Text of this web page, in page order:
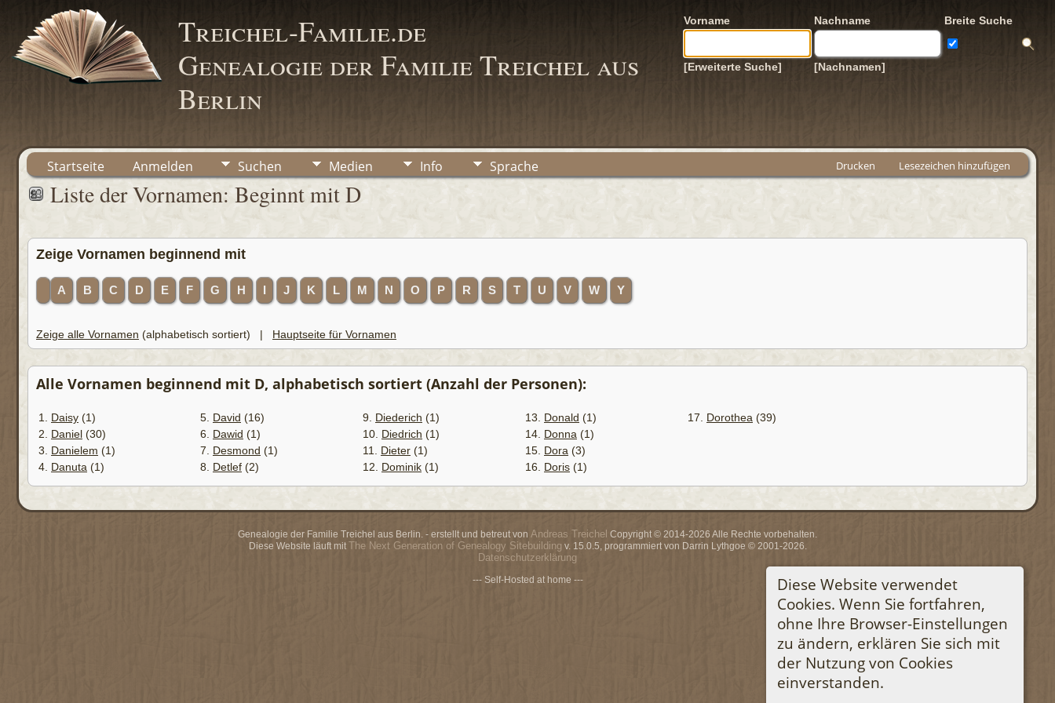
Treichel-Familie.de
Genealogie der Familie Treichel aus
Berlin
Vorname Nachname Breite Suche
[Erweiterte Suche] [Nachnamen]
Startseite Anmelden Suchen Medien Info Sprache Drucken Lesezeichen hinzufügen
Diese Website verwendet
Cookies. Wenn Sie fortfahren,
ohne Ihre Browser-Einstellungen
zu ändern, erklären Sie sich mit
der Nutzung von Cookies
einverstanden.
Liste der Vornamen: Beginnt mit D
Zeige Vornamen beginnend mit
A B C D E F G H J K L M N O P R S T U V W Y
Zeige alle Vornamen (alphabetisch sortiert) | Hauptseite für Vornamen
Alle Vornamen beginnend mit D, alphabetisch sortiert (Anzahl der Personen):
1. Daisy (1)
2. Daniel (30)
3. Danielem (1)
4. Danuta (1)
5. David (16)
6. Dawid (1)
7. Desmond (1)
8. Detlef (2)
9. Diederich (1)
10. Diedrich (1)
11. Dieter (1)
12. Dominik (1)
13. Donald (1)
14. Donna (1)
15. Dora (3)
16. Doris (1)
17. Dorothea (39)
Genealogie der Familie Treichel aus Berlin. - erstellt und betreut von Andreas Treichel Copyright © 2014-2026 Alle Rechte vorbehalten.
Diese Website läuft mit The Next Generation of Genealogy Sitebuilding v. 15.0.5, programmiert von Darrin Lythgoe © 2001-2026.
Datenschutzerklärung
--- Self-Hosted at home ---